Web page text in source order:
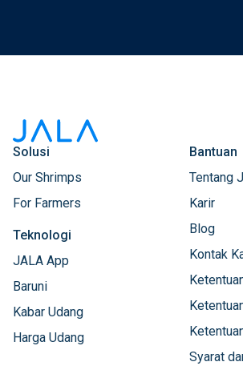
Solusi
Our Shrimps
For Farmers
Teknologi
JALA App
Baruni
Kabar Udang
Harga Udang
Bantuan
Tentang
Karir
Blog
Kontak
Syarat